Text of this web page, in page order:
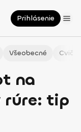
Prihlásenie
Všeobecné
na
rúre: tip